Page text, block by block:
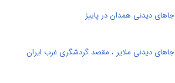
جاهای دیدنی همدان در پاییز
جاهای دیدنی ملایر ، مقصد گردشگری غرب ایران